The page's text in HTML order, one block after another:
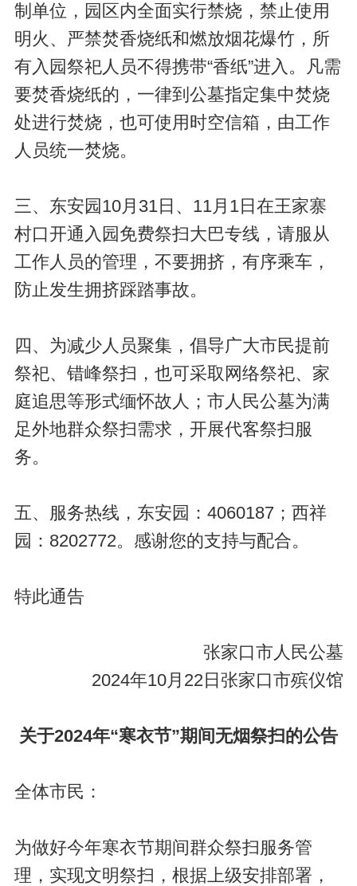
制单位，园区内全面实行禁烧，禁止使用
明火、严禁焚香烧纸和燃放烟花爆竹，所
有入园祭祀人员不得携带“香纸”进入。凡需
要焚香烧纸的，一律到公墓指定集中焚烧
处进行焚烧，也可使用时空信箱，由工作
人员统一焚烧。
三、东安园10月31日、11月1日在王家寨
村口开通入园免费祭扫大巴专线，请服从
工作人员的管理，不要拥挤，有序乘车，
防止发生拥挤踩踏事故。
四、为减少人员聚集，倡导广大市民提前
祭祀、错峰祭扫，也可采取网络祭祀、家
庭追思等形式缅怀故人；市人民公墓为满
足外地群众祭扫需求，开展代客祭扫服
务。
五、服务热线，东安园：4060187；西祥
园：8202772。感谢您的支持与配合。
特此通告
张家口市人民公墓
2024年10月22日张家口市殡仪馆
关于2024年“寒衣节”期间无烟祭扫的公告
全体市民：
为做好今年寒衣节期间群众祭扫服务管
理，实现文明祭扫，根据上级安排部署，